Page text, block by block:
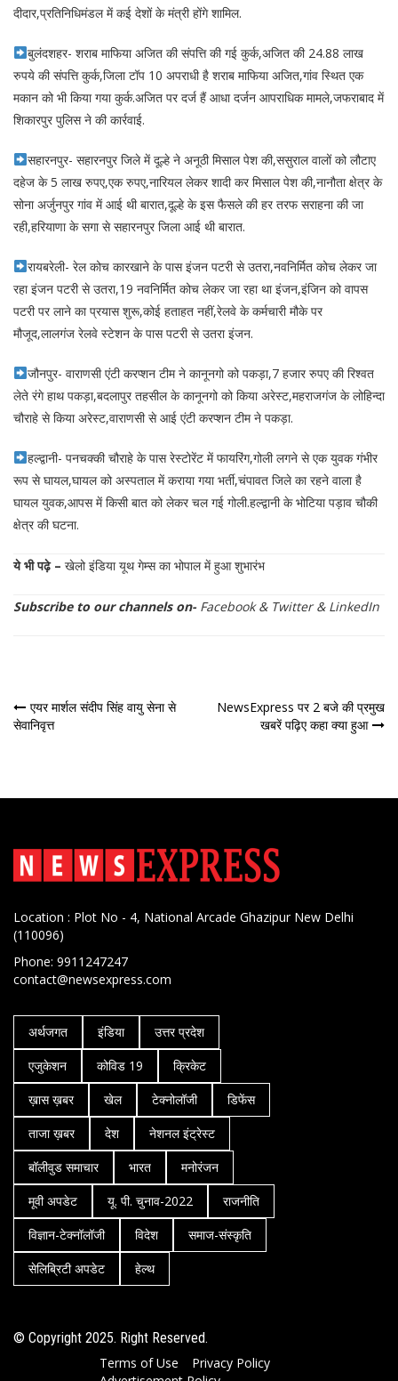
दीदार,प्रतिनिधिमंडल में कई देशों के मंत्री होंगे शामिल.
बुलंदशहर- शराब माफिया अजित की संपत्ति की गई कुर्क,अजित की 24.88 लाख
रुपये की संपत्ति कुर्क,जिला टॉप 10 अपराधी है शराब माफिया अजित,गांव स्थित एक
मकान को भी किया गया कुर्क.अजित पर दर्ज हैं आधा दर्जन आपराधिक मामले,जफराबाद में
शिकारपुर पुलिस ने की कार्रवाई.
सहारनपुर- सहारनपुर जिले में दूल्हे ने अनूठी मिसाल पेश की,ससुराल वालों को लौटाए
दहेज के 5 लाख रुपए,एक रुपए,नारियल लेकर शादी कर मिसाल पेश की,नानौता क्षेत्र के
सोना अर्जुनपुर गांव में आई थी बारात,दूल्हे के इस फैसले की हर तरफ सराहना की जा
रही,हरियाणा के सगा से सहारनपुर जिला आई थी बारात.
रायबरेली- रेल कोच कारखाने के पास इंजन पटरी से उतरा,नवनिर्मित कोच लेकर जा
रहा इंजन पटरी से उतरा,19 नवनिर्मित कोच लेकर जा रहा था इंजन,इंजिन को वापस
पटरी पर लाने का प्रयास शुरू,कोई हताहत नहीं,रेलवे के कर्मचारी मौके पर
मौजूद,लालगंज रेलवे स्टेशन के पास पटरी से उतरा इंजन.
जौनपुर- वाराणसी एंटी करप्शन टीम ने कानूनगो को पकड़ा,7 हजार रुपए की रिश्वत
लेते रंगे हाथ पकड़ा,बदलापुर तहसील के कानूनगो को किया अरेस्ट,महराजगंज के लोहिन्दा
चौराहे से किया अरेस्ट,वाराणसी से आई एंटी करप्शन टीम ने पकड़ा.
हल्द्वानी- पनचक्की चौराहे के पास रेस्टोरेंट में फायरिंग,गोली लगने से एक युवक गंभीर
रूप से घायल,घायल को अस्पताल में कराया गया भर्ती,चंपावत जिले का रहने वाला है
घायल युवक,आपस में किसी बात को लेकर चल गई गोली.हल्द्वानी के भोटिया पड़ाव चौकी
क्षेत्र की घटना.
ये भी पढ़े – खेलो इंडिया यूथ गेम्स का भोपाल में हुआ शुभारंभ
Subscribe to our channels on- Facebook& Twitter& LinkedIn
पोस्ट
नेविगेशन
एयर मार्शल संदीप सिंह वायु सेना से
सेवानिवृत्त
NewsExpress पर 2 बजे की प्रमुख
खबरें पढ़िए कहा क्या हुआ
Location : Plot No - 4, National Arcade Ghazipur New Delhi
(110096)
Phone: 9911247247
contact@newsexpress.com
अर्थजगत इंडिया
उत्तर प्रदेश
एजुकेशन
कोविड 19
क्रिकेट
ख़ास ख़बर
खेल टेक्नोलॉजी
डिफेंस
ताजा ख़बर
देश
नेशनल इंट्रेस्ट
बॉलीवुड समाचार
भारत
मनोरंजन
मूवी अपडेट
यू. पी. चुनाव-2022
राजनीति
विज्ञान-टेक्नॉलॉजी
विदेश
समाज-संस्कृति
सेलिब्रिटी अपडेट
हेल्थ
© Copyright 2025. Right Reserved.
Terms of Use
Privacy Policy